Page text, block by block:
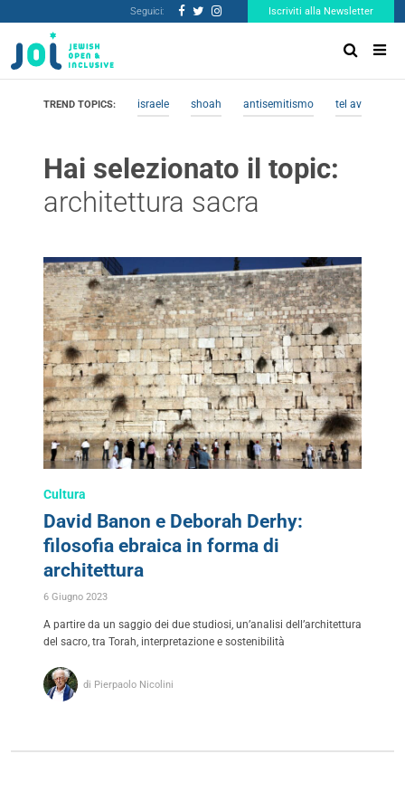
Seguici: Iscriviti alla Newsletter
TREND TOPICS: israele shoah antisemitismo tel aviv
Hai selezionato il topic:
architettura sacra
Cultura
David Banon e Deborah Derhy:
filosofia ebraica in forma di
architettura
6 Giugno 2023
A partire da un saggio dei due studiosi, un’analisi dell’architettura
del sacro, tra Torah, interpretazione e sostenibilità
di Pierpaolo Nicolini